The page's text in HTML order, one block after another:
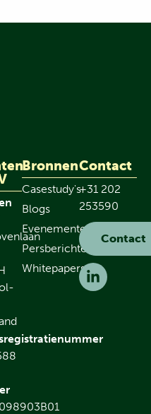
Bronnen
Casestudy's
Blogs
Evenementen
Persberichten
Whitepapers
Contact
+31 202
253590
Contact